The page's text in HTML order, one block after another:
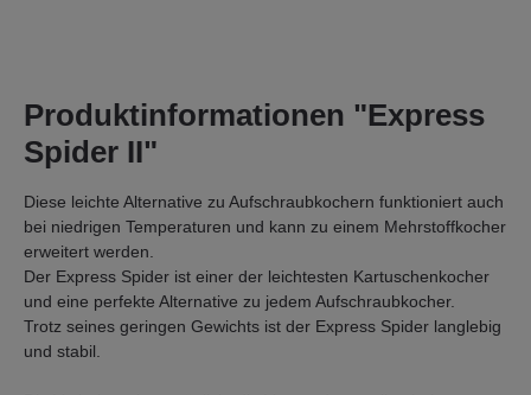
Produktinformationen "Express
Spider II"
Diese leichte Alternative zu Aufschraubkochern funktioniert auch
bei niedrigen Temperaturen und kann zu einem Mehrstoffkocher
erweitert werden.
Der Express Spider ist einer der leichtesten Kartuschenkocher
und eine perfekte Alternative zu jedem Aufschraubkocher.
Trotz seines geringen Gewichts ist der Express Spider langlebig
und stabil.